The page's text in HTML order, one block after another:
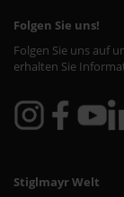
Folgen Sie uns!
Folgen Sie uns auf
erhalten Sie
Stiglmayr Welt